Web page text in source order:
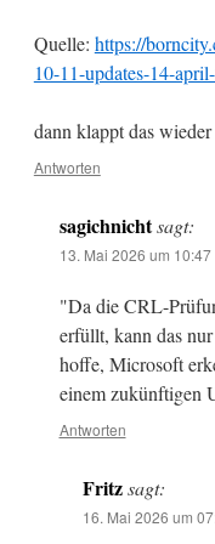
Quelle: https://
10-11-updates-14-
dann klappt das
Antworten
sagichnicht sagt:
13. Mai 2026 um 10:47
"Da die CRL-
erfüllt, kann das
hoffe, Microsoft
einem zukünftigen
Antworten
Fritzsagt:
16. Mai 2026 um